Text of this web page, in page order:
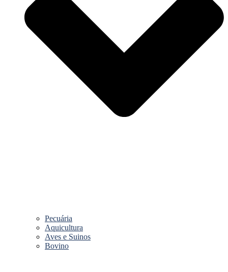
Pecuária
Aquicultura
Aves e Suinos
Bovino